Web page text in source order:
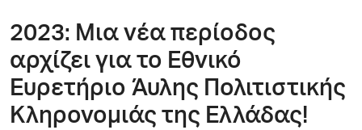
2023: Μια νέα περίοδος
αρχίζει για το Εθνικό
Ευρετήριο Άυλης Πολιτιστικής
Κληρονομιάς της Ελλάδας!